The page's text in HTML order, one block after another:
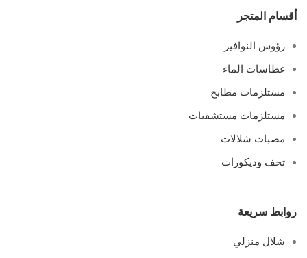
أقسام المتجر
رؤوس النوافير
غطاسات الماء
مستلزمات مطابخ
مستلزمات مستشفيات
مصبات شلالات
تحف وديكورات
روابط سريعة
شلال منزلي